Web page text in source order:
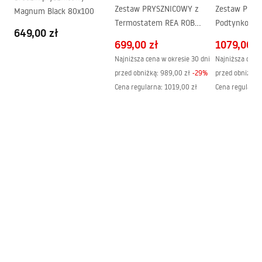
Magnum Black 80x100
649,00 zł
Zestaw PRYSZNICOWY z
Termostatem REA ROB
699,00 zł
Najniższa cena w okresie 30 dni
przed obniżką: 989,00 zł -29%
Cena regularna: 1019,00 zł
Zestaw
1079,00
Najniższa
przed obniżką:
Cena regularna